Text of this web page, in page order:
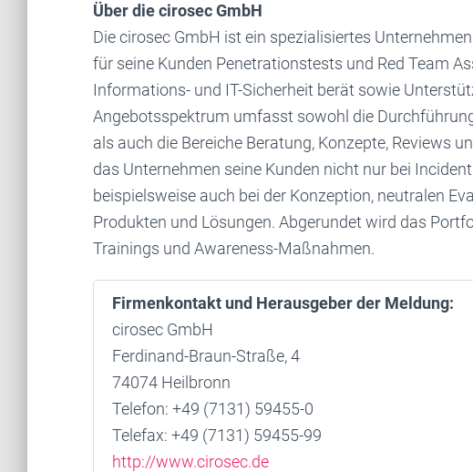
Über die cirosec GmbH
Die cirosec GmbH ist ein spezialisiertes
für seine Kunden Penetrationstests und Red Team
Informations- und IT-Sicherheit berät sowie
Angebotsspektrum umfasst sowohl die
als auch die Bereiche Beratung, Konzepte, Reviews
das Unternehmen seine Kunden nicht nur bei
beispielsweise auch bei der Konzeption, neutralen
Produkten und Lösungen. Abgerundet wird das
Trainings und Awareness-Maßnahmen.
Firmenkontakt und Herausgeber der Meldung:
cirosec GmbH
Ferdinand-Braun-Straße, 4
74074 Heilbronn
Telefon: +49 (7131) 59455-0
Telefax: +49 (7131) 59455-99
http://www.cirosec.de